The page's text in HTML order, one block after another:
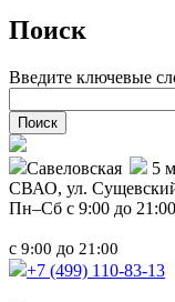
Поиск
Введите ключевые
Савеловская
5
СВАО, ул.
Пн–Сб с 9:00 до 21:00
с 9:00 до 21:00
+7 (499) 110-83-13